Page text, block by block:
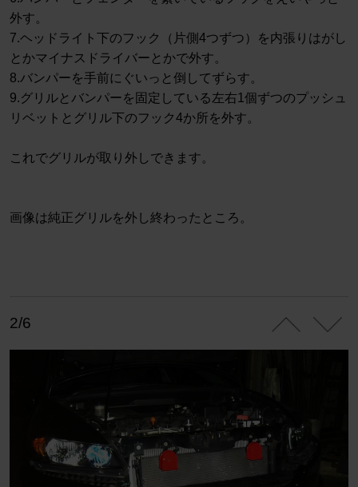
外す。
7.ヘッドライト下のフック（片側4つずつ）を内張りはがし
とかマイナスドライバーとかで外す。
8.バンパーを手前にぐいっと倒してずらす。
9.グリルとバンパーを固定している左右1個ずつのプッシュ
リベットとグリル下のフック4か所を外す。
これでグリルが取り外しできます。
画像は純正グリルを外し終わったところ。
2/6